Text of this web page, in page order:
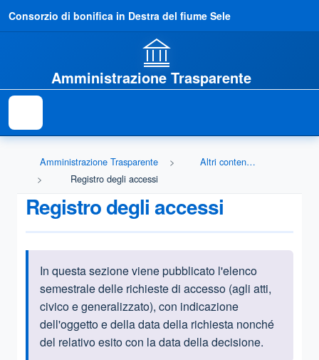
Consorzio di bonifica in Destra del fiume Sele
Amministrazione Trasparente
Amministrazione Trasparente
Altri contenuti - Accesso civico
Registro degli accessi
Registro degli accessi
Informazioni introduttive
In questa sezione viene pubblicato l'elenco
semestrale delle richieste di accesso (agli atti,
civico e generalizzato), con indicazione
dell'oggetto e della data della richiesta nonché
del relativo esito con la data della decisione.